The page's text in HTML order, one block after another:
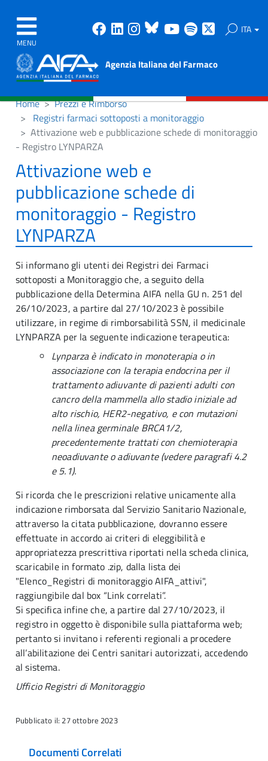
MENU
Facebook
Linkedin
Instagram
Bluesky
Youtube
Spotify ITA
Agenzia Italiana del Farmaco
Home
Prezzi e Rimborso
Registri farmaci sottoposti a monitoraggio
Attivazione web e pubblicazione schede di monitoraggio
- Registro LYNPARZA
Attivazione web e
pubblicazione schede di
monitoraggio - Registro
LYNPARZA
Si informano gli utenti dei Registri dei Farmaci
sottoposti a Monitoraggio che, a seguito della
pubblicazione della Determina AIFA nella GU n. 251 del
26/10/2023, a partire dal 27/10/2023 è possibile
utilizzare, in regime di rimborsabilità SSN, il medicinale
LYNPARZA per la seguente indicazione terapeutica:
Lynparza è indicato in monoterapia o in
associazione con la terapia endocrina per il
trattamento adiuvante di pazienti adulti con
cancro della mammella allo stadio iniziale ad
alto rischio, HER2-negativo, e con mutazioni
nella linea germinale BRCA1/2,
precedentemente trattati con chemioterapia
neoadiuvante o adiuvante (vedere paragrafi 4.2
e 5.1).
Si ricorda che le prescrizioni relative unicamente alla
indicazione rimborsata dal Servizio Sanitario Nazionale,
attraverso la citata pubblicazione, dovranno essere
effettuate in accordo ai criteri di eleggibilità e
appropriatezza prescrittiva riportati nella scheda clinica,
scaricabile in formato .zip, dalla lista dei
"Elenco_Registri di monitoraggio AIFA_attivi",
raggiungibile dal box “Link correlati”.
Si specifica infine che, a partire dal 27/10/2023, il
registro in oggetto è disponibile sulla piattaforma web;
pertanto si invitano i referenti regionali a procedere
all’abilitazione dei Centri sanitari autorizzati, accedendo
al sistema.
Ufficio Registri di Monitoraggio
Pubblicato il: 27 ottobre 2023
Documenti Correlati